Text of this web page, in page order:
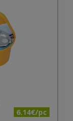
6.14€/pc